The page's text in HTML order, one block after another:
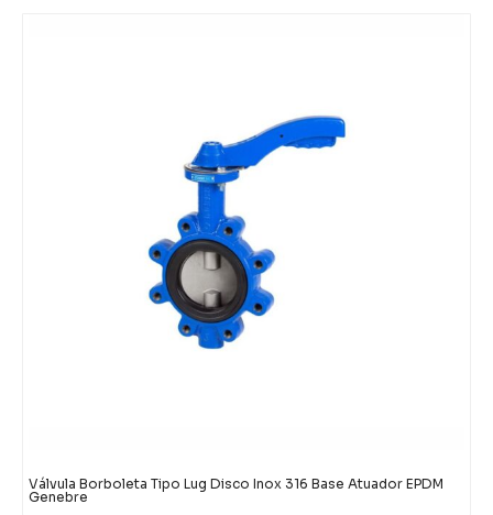
Válvula Borboleta Tipo Lug Disco Inox 316 Base Atuador EPDM
Genebre